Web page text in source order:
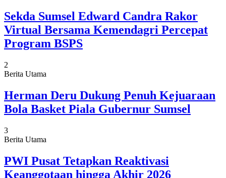
Sekda Sumsel Edward Candra Rakor
Virtual Bersama Kemendagri Percepat
Program BSPS
2
Berita Utama
Herman Deru Dukung Penuh Kejuaraan
Bola Basket Piala Gubernur Sumsel
3
Berita Utama
PWI Pusat Tetapkan Reaktivasi
Keanggotaan hingga Akhir 2026